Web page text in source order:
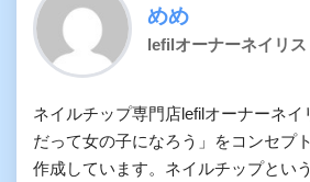
めめ
lefilオーナーネイリス
ネイルチップ専門店lefilオーナーネイ
だって女の子になろう」をコンセプ
作成しています。ネイルチップとい